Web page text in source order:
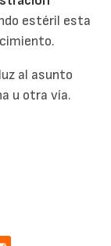
estéril esta
al asunto
u otra vía.